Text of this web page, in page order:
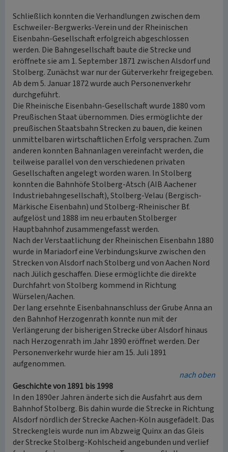
Schließlich konnten die Verhandlungen zwischen dem
Eschweiler-Bergwerks-Verein und der Rheinischen
Eisenbahn-Gesellschaft erfolgreich abgeschlossen
werden. Die Bahngesellschaft baute die Strecke und
eröffnete sie am 1. September 1871 zwischen Alsdorf und
Stolberg. Zunächst war nur der Güterverkehr freigegeben.
Ab dem 5. Januar 1872 wurde auch Personenverkehr
durchgeführt.
Die Rheinische Eisenbahn-Gesellschaft wurde 1880 vom
Preußischen Staat übernommen. Dies ermöglichte der
preußischen Staatsbahn Strecken zu bauen, die keinen
unmittelbaren wirtschaftlichen Erfolg versprachen. Zum
anderen konnten Bahnanlagen vereinfacht werden, die
teilweise parallel von den verschiedenen privaten
Gesellschaften angelegt worden waren. In Stolberg
konnten die Bahnhöfe Stolberg-Atsch (AIB Aachener
Industriebahngesellschaft), Stolberg-Velau (Bergisch-
Märkische Eisenbahn) und Stolberg-Rheinischer Bf.
aufgelöst und 1888 im neu erbauten Stolberger
Hauptbahnhof zusammengefasst werden.
Nach der Verstaatlichung der Rheinischen Eisenbahn 1880
wurde in Mariadorf eine Verbindungskurve zwischen den
Strecken von Alsdorf nach Stolberg und von Aachen Nord
nach Jülich geschaffen. Diese ermöglichte die direkte
Durchfahrt von Stolberg kommend in Richtung
Würselen/Aachen.
Der lang ersehnte Eisenbahnanschluss der Grube Anna an
den Bahnhof Herzogenrath konnte nun mit der
Verlängerung der bisherigen Strecke über Alsdorf hinaus
nach Herzogenrath im Jahr 1890 eröffnet werden. Der
Personenverkehr wurde hier am 15. Juli 1891
aufgenommen.
nach oben
Geschichte von 1891 bis 1998
In den 1890er Jahren änderte sich die Ausfahrt aus dem
Bahnhof Stolberg. Bis dahin wurde die Strecke in Richtung
Alsdorf nördlich der Strecke Aachen-Köln ausgefädelt. Das
Streckengleis wurde nun im Abzweig Quinx an das Gleis
der Strecke Stolberg-Kohlscheid angebunden und verlief